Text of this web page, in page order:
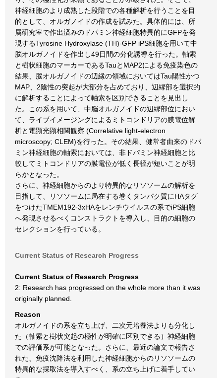
神経細胞のより成熟した段階での各種解析を行うことを目
的として、オルガノイドの作成を試みた。具体的には、所
属研究室で作出済みのドパミン神経細胞特異的にGFPを発
現するTyrosine Hydroxylase (TH)-GFP iPS細胞を用いて中
脳オルガノイドを作出し49日間の分化誘導を行った。軸索
と樹状細胞のマーカーであるTauとMAP2による免疫染色の
結果、脳オルガノイドの辺縁の領域においてはTau陽性かつ
MAP、2陰性の突起が大部分を占めており、辺縁部を選択的
に解析することによって軸索を区別できることを見出し
た。この系を用いて、中脳オルガノイドの辺縁部位におい
て、ライブイメージングによるミトコンドリアの膜電位解
析と電顕光顕相関観察 (Correlative light-electron
microscopy; CLEM)を行った。その結果、健常者由来のドパ
ミン神経細胞の軸索においては、非ドパミン神経細胞と比
較してミトコンドリアの膜電位が低く長径が短いことが明
らかとなった。
さらに、神経細胞からのより特異的なリソソームの解析を
目指して、リソソームに局在する巻くタンパク質にHAタグ
をつけたTMEM192-3xHAをレンチウイルスの系でiPS細胞
へ発現させるべくコンストラクトを導入し、目的の細胞の
セレクションを行っている。
Current Status of Research Progress
Current Status of Research Progress
2: Research has progressed on the whole more than it was
originally planned.
Reason
オルガノイドの系を立ち上げ、二次元培養法よりも分化し
た（軸索と樹状突起の極性が明確に区別できる）神経細胞
での評価系が可能となった。さらに、最近の論文で報告さ
れた、免疫沈降法を利用した神経細胞からのリソソームの
特異的な採取法を導入すべく、系の立ち上げに着手してい